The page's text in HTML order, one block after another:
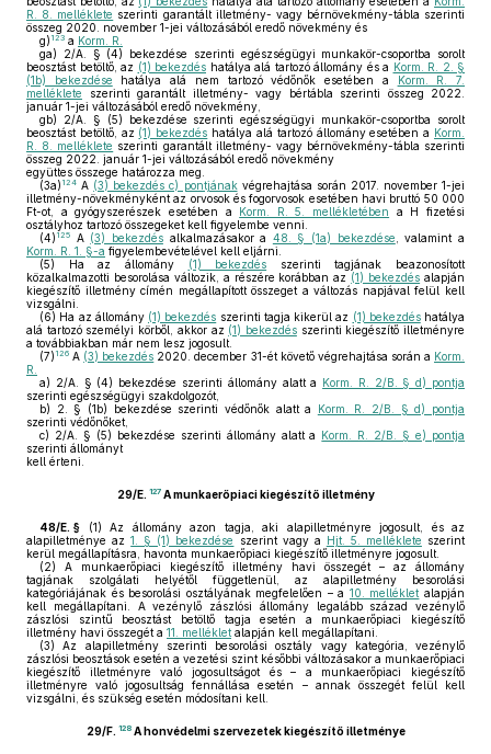
R. 8. melléklete szerinti garantált illetmény- vagy bérnövekmény-tábla szerinti
összeg 2020. november 1-jei változásából eredő növekmény és
g) 123 a Korm. R.
ga) 2/A. § (4) bekezdése szerinti egészségügyi munkakör-csoportba sorolt
beosztást betöltő, az (1) bekezdés hatálya alá tartozó állomány és a Korm. R. 2. §
(1b) bekezdése hatálya alá nem tartozó védőnők esetében a
Korm. R. 7.
melléklete szerinti garantált illetmény- vagy bértábla szerinti összeg 2022.
január 1-jei változásából eredő növekmény,
gb) 2/A. § (5) bekezdése szerinti egészségügyi munkakör-csoportba sorolt
beosztást betöltő, az (1) bekezdés hatálya alá tartozó állomány esetében a Korm.
R. 8. melléklete szerinti garantált illetmény- vagy bérnövekmény-tábla szerinti
összeg 2022. január 1-jei változásából eredő növekmény
együttes összege határozza meg.
(3a) 124 A (3) bekezdés c) pontjánakvégrehajtása során 2017. november 1-jei
illetmény-növekményként az orvosok és fogorvosok esetében havi bruttó 50 000
Ft-ot, a gyógyszerészek esetében a Korm. R. 5. mellékletében a H fizetési
osztályhoz tartozó összegeket kell figyelembe venni.
(4) 125 A (3) bekezdésalkalmazásakor a 48. § (1a) bekezdése , valamint a
Korm. R. 1. §-a figyelembevételével kell eljárni.
(5) Ha az állomány (1) bekezdés szerinti tagjának beazonosított
közalkalmazotti besorolása változik, a részére korábban az (1) bekezdés alapján
kiegészítő illetmény címén megállapított összeget a változás napjával felül kell
vizsgálni.
(6) Ha az állomány (1) bekezdés szerinti tagja kikerül az (1) bekezdéshatálya
alá tartozó személyi körből, akkor az (1) bekezdésszerinti kiegészítő illetményre
a továbbiakban már nem lesz jogosult.
(7) 126 A (3) bekezdés 2020. december 31-ét követő végrehajtása során a Korm.
R.
a) 2/A. § (4) bekezdése szerinti állomány alatt a Korm. R. 2/B. § d) pontja
szerinti egészségügyi szakdolgozót,
b) 2. § (1b) bekezdése szerinti védőnők alatt a
Korm. R. 2/B. § d) pontja
szerinti védőnőket,
c) 2/A. § (5) bekezdése szerinti állomány alatt a Korm. R. 2/B. § e) pontja
szerinti állományt
kell érteni.
29/E. 127A munkaerőpiaci kiegészítő illetmény
48/E. § (1) Az állomány azon tagja, aki alapilletményre jogosult, és az
alapilletménye az1. § (1) bekezdése szerint vagy a Hjt. 5. melléklete szerint
kerül megállapításra, havonta munkaerőpiaci kiegészítő illetményre jogosult.
(2) A munkaerőpiaci kiegészítő illetmény havi összegét – az állomány
tagjának szolgálati helyétől függetlenül, az alapilletmény besorolási
kategóriájának és besorolási osztályának megfelelően – a 10. melléklet alapján
kell megállapítani. A vezénylő zászlósi állomány legalább század vezénylő
zászlósi szintű beosztást betöltő tagja esetén a munkaerőpiaci kiegészítő
illetmény havi összegét a 11. melléklet alapján kell megállapítani.
(3) Az alapilletmény szerinti besorolási osztály vagy kategória, vezénylő
zászlósi beosztások esetén a vezetési szint későbbi változásakor a munkaerőpiaci
kiegészítő illetményre való jogosultságot és – a munkaerőpiaci kiegészítő
illetményre való jogosultság fennállása esetén – annak összegét felül kell
vizsgálni, és szükség esetén módosítani kell.
29/F. 128A honvédelmi szervezetek kiegészítő illetménye